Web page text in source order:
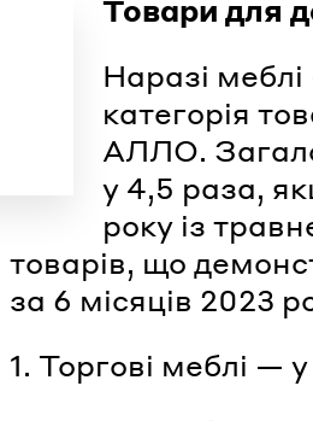
Товари для
Наразі
категорія
АЛЛО.
у 4,5 раза,
року із
товарів, що
за 6 місяців 2023
1. Торгові меблі —